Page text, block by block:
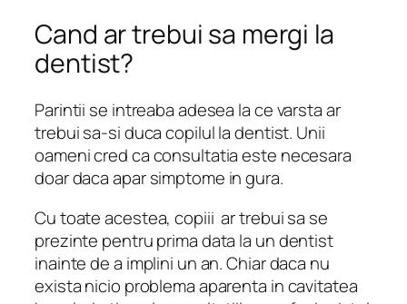
Cand ar trebui sa mergi la
dentist?
Parintii se intreaba adesea la ce varsta ar
trebui sa-si duca copilul la dentist. Unii
oameni cred ca consultatia este necesara
doar daca apar simptome in gura.
Cu toate acestea, copiii ar trebui sa se
prezinte pentru prima data la un dentist
inainte de a implini un an. Chiar daca nu
exista nicio problema aparenta in cavitatea